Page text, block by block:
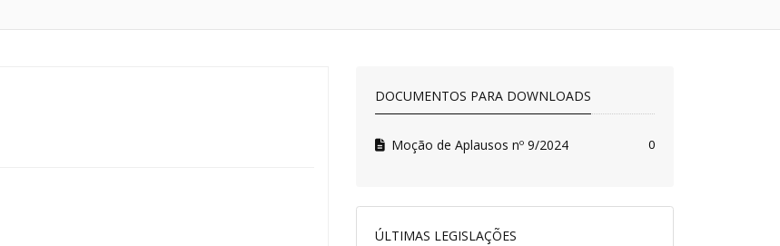
DOCUMENTOS PARA DOWNLOADS
Moção de Aplausos nº 9/2024 0
ÚLTIMAS LEGISLAÇÕES